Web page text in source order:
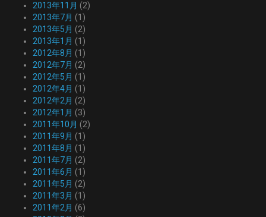
2013年11月 (2)
2013年7月 (1)
2013年5月 (2)
2013年1月 (1)
2012年8月 (1)
2012年7月 (2)
2012年5月 (1)
2012年4月 (1)
2012年2月 (2)
2012年1月 (3)
2011年10月 (2)
2011年9月 (1)
2011年8月 (1)
2011年7月 (2)
2011年6月 (1)
2011年5月 (2)
2011年3月 (1)
2011年2月 (6)